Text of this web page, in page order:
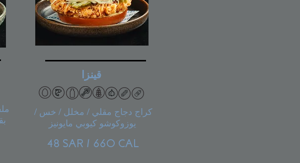
قينزا
كراج دجاج مقلي / مخلل / خس /
48 SAR / 660 CAL